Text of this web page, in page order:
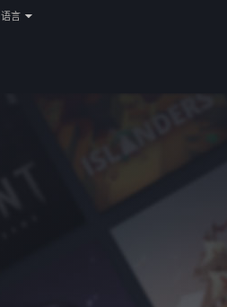
语言